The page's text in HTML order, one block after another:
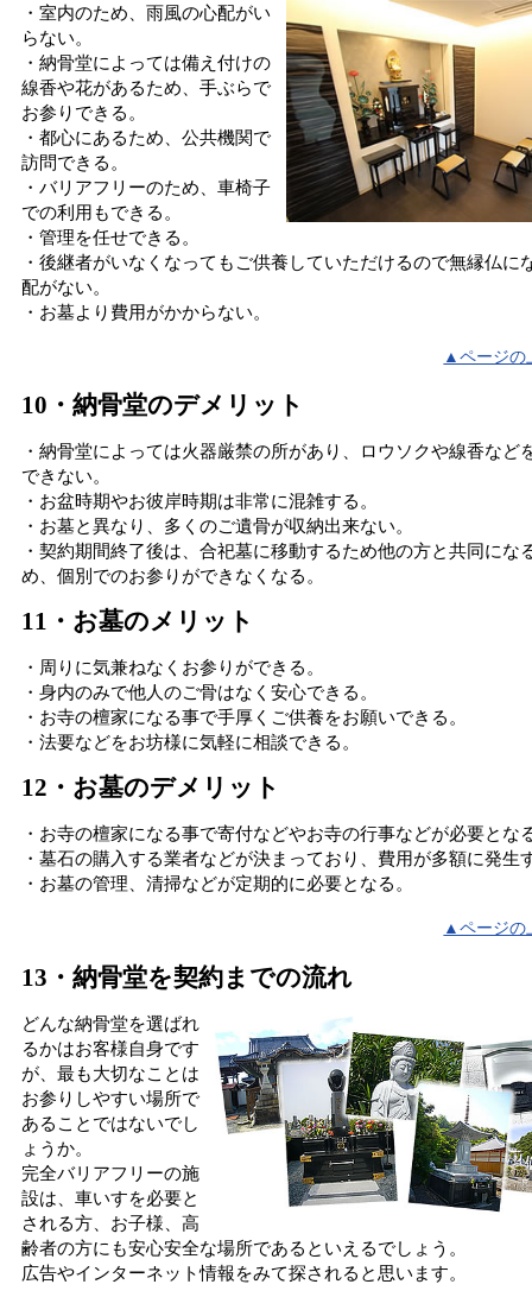
・室内のため、雨風の心配がい
らない。
・納骨堂によっては備え付けの
線香や花があるため、手ぶらで
お参りできる。
・都心にあるため、公共機関で
訪問できる。
・バリアフリーのため、車椅子
での利用もできる。
・管理を任せできる。
・後継者がいなくなってもご供養していただけるので無縁仏に
配がない。
・お墓より費用がかからない。
▲ページの
10・納骨堂のデメリット
・納骨堂によっては火器厳禁の所があり、ロウソクや線香など
できない。
・お盆時期やお彼岸時期は非常に混雑する。
・お墓と異なり、多くのご遺骨が収納出来ない。
・契約期間終了後は、合祀墓に移動するため他の方と共同にな
め、個別でのお参りができなくなる。
11・お墓のメリット
・周りに気兼ねなくお参りができる。
・身内のみで他人のご骨はなく安心できる。
・お寺の檀家になる事で手厚くご供養をお願いできる。
・法要などをお坊様に気軽に相談できる。
12・お墓のデメリット
・お寺の檀家になる事で寄付などやお寺の行事などが必要とな
・墓石の購入する業者などが決まっており、費用が多額に発生
・お墓の管理、清掃などが定期的に必要となる。
▲ページの
13・納骨堂を契約までの流れ
どんな納骨堂を選ばれ
るかはお客様自身です
が、最も大切なことは
お参りしやすい場所で
あることではないでし
ょうか。
完全バリアフリーの施
設は、車いすを必要と
される方、お子様、高
齢者の方にも安心安全な場所であるといえるでしょう。
広告やインターネット情報をみて探されると思います。